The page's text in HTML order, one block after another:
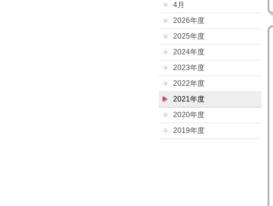
4月
2026年度
2025年度
2024年度
2023年度
2022年度
2021年度
2020年度
2019年度